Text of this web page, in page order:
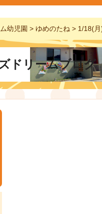
幼児園 > ゆめのたね > 1/18(
ドリームブログ